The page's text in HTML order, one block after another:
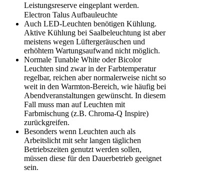
Leistungsreserve eingeplant werden.
Electron Talus Aufbauleuchte
Auch LED-Leuchten benötigen Kühlung.
Aktive Kühlung bei Saalbeleuchtung ist aber
meistens wegen Lüftergeräuschen und
erhöhtem Wartungsaufwand nicht möglich.
Normale Tunable White oder Bicolor
Leuchten sind zwar in der Farbtemperatur
regelbar, reichen aber normalerweise nicht so
weit in den Warmton-Bereich, wie häufig bei
Abendveranstaltungen gewünscht. In diesem
Fall muss man auf Leuchten mit
Farbmischung (z.B. Chroma-Q Inspire)
zurückgreifen.
Besonders wenn Leuchten auch als
Arbeitslicht mit sehr langen täglichen
Betriebszeiten genutzt werden sollen,
müssen diese für den Dauerbetrieb geeignet
sein.